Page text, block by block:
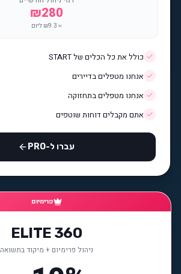
₪280
≈ ₪
9.3 ליום
כולל את כל הכלים של START
אנחנו מטפלים בדיירים
אנחנו מטפלים בתחזוקה
אתם מקבלים דוחות שוטפים
עברו ל-PRO
פרימיום
ELITE 360
ניהול פרימיום + מיקוד בתשואה